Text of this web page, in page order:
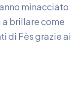
minacciato
brillare come
di Fès grazie ai